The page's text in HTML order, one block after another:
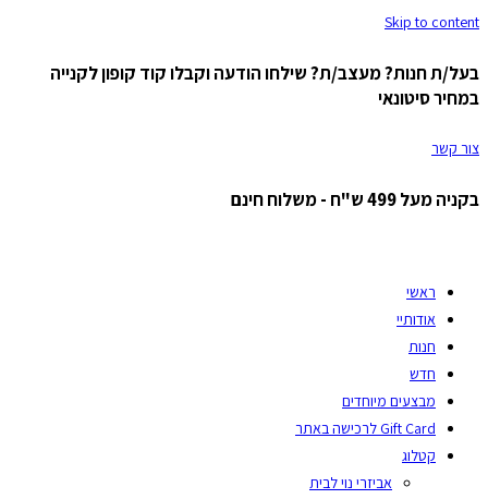
Skip to content
בעל/ת חנות? מעצב/ת? שילחו הודעה וקבלו קוד קופון לקנייה
במחיר סיטונאי
צור קשר
בקניה מעל 499 ש"ח - משלוח חינם
ראשי
אודותיי
חנות
חדש
מבצעים מיוחדים
Gift Card לרכישה באתר
קטלוג
אביזרי נוי לבית